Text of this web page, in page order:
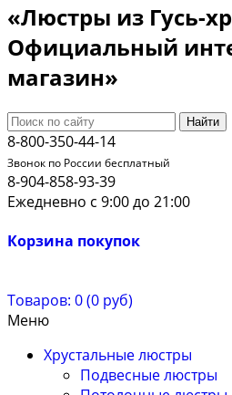
«Люстры из Гусь-
Официальный
магазин»
Найти
8-800-350-44-14
Звонок по России бесплатный
8-904-858-93-39
Ежедневно с 9:00 до 21:00
Корзина покупок
Товаров: 0 (0 руб)
Меню
Хрустальные люстры
Подвесные люстры